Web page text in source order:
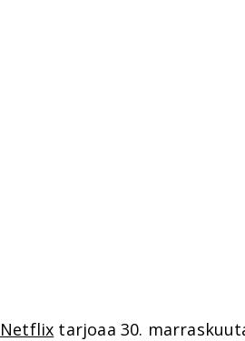
Netflix tarjoaa 30.